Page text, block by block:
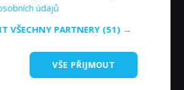
údajů
VŠECHNY PARTNERY (51) →
VŠE PŘIJMOUT